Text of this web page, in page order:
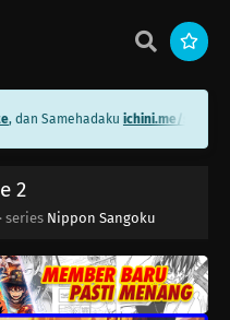
dan Samehadakuichini.me/
2
· series Nippon Sangoku